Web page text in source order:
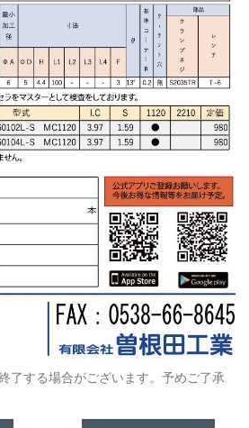
了する場合がございます。予めご了承